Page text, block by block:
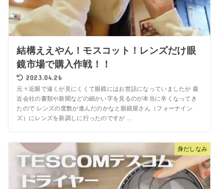
結構ええやん！モスコット！レンズだけ眼
鏡市場で購入作戦！！
2023.04.26
元々近眼で遠くが見にくくて眼鏡にはお世話になっていましたが 最
近会社の書類や新聞などの細かい字を見るのが本当に辛くなってき
たので レンズの度数が進んだのかなと眼鏡屋さん（フォーナイン
ズ）にレンズを新調しに行ったのですが ...
身だしなみ